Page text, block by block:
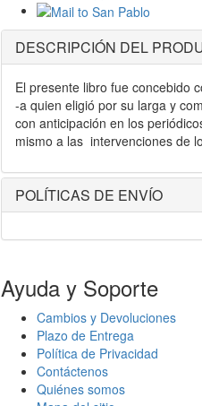
DESCRIPCIÓN DEL
El presente libro fue concebido
-a quien eligió por su larga y
con anticipación en los
mismo a las intervenciones de
POLÍTICAS DE ENVÍO
Ayuda y Soporte
Cambios y Devoluciones
Plazo de Entrega
Política de Privacidad
Contáctenos
Quiénes somos